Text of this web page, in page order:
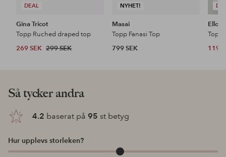
DEAL
Gina Tricot
Topp Ruched draped top
269 SEK 299 SEK
NYHET!
Masai
Topp Fanasi Top
799 SEK
Ellos
Topp
119
Så tycker andra
4.2 baserat på 95 st betyg
Hur upplevs storleken?